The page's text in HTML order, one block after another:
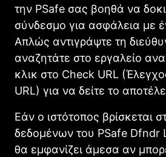
την PSafe σας βοηθά να
σύνδεσμο για ασφάλεια με
Απλώς αντιγράψτε τη
αναζητάτε στο εργαλείο
κλικ στο Check URL
URL) για να δείτε το
Εάν ο ιστότοπος βρίσκεται
δεδομένων του PSafe Dfndr
θα εμφανίζει άμεσα αν